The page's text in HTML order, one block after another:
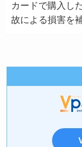
カードで購入し
故による損害を